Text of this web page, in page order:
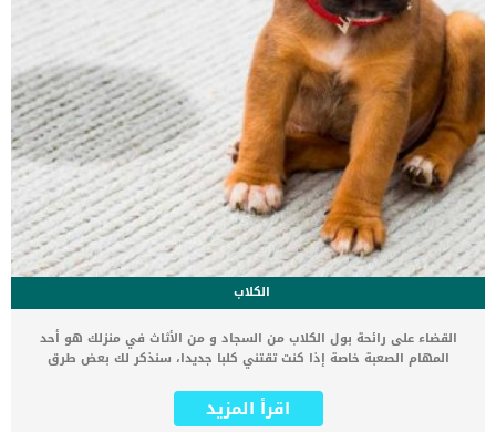
الكلاب
القضاء على رائحة بول الكلاب من السجاد و من الأثاث في منزلك هو أحد
المهام الصعبة خاصة إذا كنت تقتني كلبا جديدا، سنذكر لك بعض طرق
بالنسبة للحيوانات الأليفة، يعد التبول أمرًا عاديًا، وغالبا ما يحدث على
السجاد. لكن لا داعي للذعر والغضب من كلبك؛ فهناك عدة طرق لإزالة بول
اقرأ المزيد